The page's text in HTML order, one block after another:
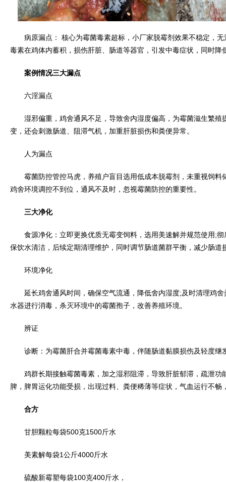
病原漏点： 核心为霉菌毒素超标，小厂家脱霉剂效果不稳定，无
毒素在鸡体内蓄积，损伤肝脏、肠道等器官，引发中毒症状，同时降
案例情况三大漏点
六淫漏点
湿邪偏重，鸡舍通风不足，导致舍内湿度偏高，为霉菌滋生繁殖
变，还会刺激肠道、阻滞气机，加重肝脏损伤和粪便异常。
人为漏点
霉菌防控管控马虎，养殖户盲目选用低成本脱霉剂，未重视饲料
鸡舍环境调控不到位，通风不及时，忽视霉菌防控的重要性。
三大净化
食源净化：立即更换优质无霉变饲料，选用美速解并规范使用;彻
保饮水清洁，后续定期清理维护，同时调节肠道菌群平衡，减少肠道
环境净化
延长鸡舍通风时间，确保空气流通，降低舍内湿度;及时清理鸡舍
水器进行消毒，杀灭环境中的霉菌孢子，改善养殖环境。
辨证
诊断：为霉菌肝合并霉菌毒素中毒，伴随肠道黏膜损伤及轻度继
鸡群长期接触霉菌毒素，加之湿邪阻滞，导致肝脏郁滞，疏泄功
脾，脾胃运化功能受损，出现过料、粪便稀薄等症状，气血运行不畅
合方
甘胆颗粒每袋500克1500斤水
美素解每袋1公斤4000斤水
硫酸新霉塑每袋100克400斤水，